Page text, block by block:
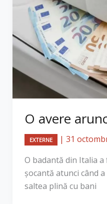
O avere
EXTERNE | 31
O badantă din Italia
șocantă atunci când
saltea plină cu bani